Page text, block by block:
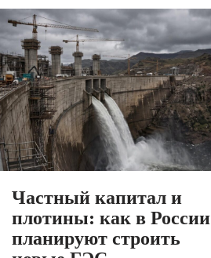
Частный капитал и
плотины: как в России
планируют строить